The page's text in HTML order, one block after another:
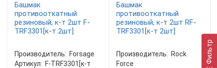
Фильтр
Башмак
противооткатный
резиновый, к-т 2шт F-
TRF3301[к-т 2шт]
Производитель: Forsage
Артикул: F-TRF3301[к-т
Башмак
противооткатный
резиновый, к-т 2шт RF-
TRF3301[к-т 2шт]
Производитель: Rock
Force